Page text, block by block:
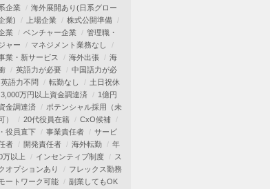
企業
海外展開あり(日系グロー
業)
上場企業
株式公開準備
業
ベンチャー企業
管理職・
ャー
マネジメント業務なし
業・新サービス
海外出張
海
英語力が必要
中国語力が必
英語力不問 転勤なし
土日祝休
3,000万円以上資金調達済
1億円
金調達済
ポテンシャル採用（未
）
20代役員在籍
CxO候補
役員直下
事業責任者
サービ
者
開発責任者 海外転勤
年
万以上
インセンティブ制度
ス
オプションあり
フレックス勤務
ートワーク可能
副業してもOK